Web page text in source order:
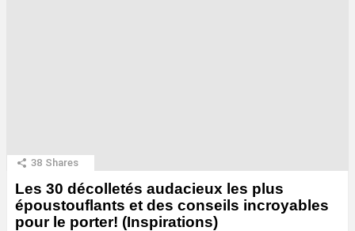
38 Shares
Les 30 décolletés audacieux les plus
époustouflants et des conseils incroyables
pour le porter! (Inspirations)